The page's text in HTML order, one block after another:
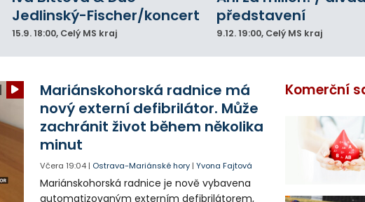
Jedlinský-Fischer/koncert
15.9. 18:00, Celý MS kraj
představení
9.12.19:00, Celý MS kraj
Mariánskohorská radnice má
nový externí defibrilátor. Může
zachránit život během několika
minut
Včera 19:04 | Ostrava-Mariánské hory |Yvona Fajtová
Mariánskohorská radnice je nově vybavena
automatizovaným externím defibrilátorem,
Komerční